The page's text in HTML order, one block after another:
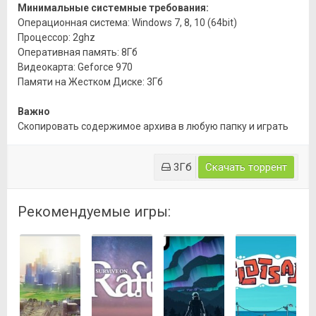
Минимальные системные требования:
Операционная система: Windows 7, 8, 10 (64bit)
Процессор: 2ghz
Оперативная память: 8Гб
Видеокарта: Geforce 970
Памяти на Жестком Диске: 3Гб
Важно
Скопировать содержимое архива в любую папку и играть
3Гб Скачать торрент
Рекомендуемые игры: